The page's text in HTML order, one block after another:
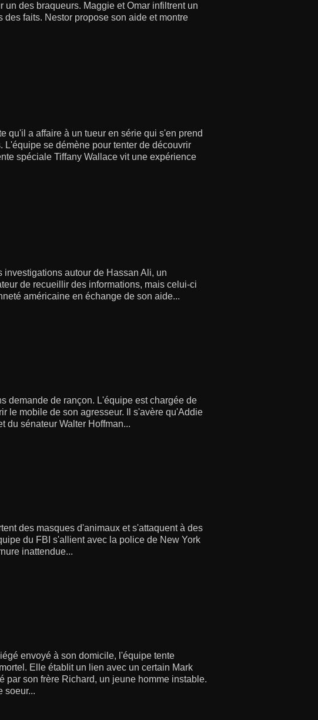
des braqueurs. Maggie et Omar infiltrent un
faits. Nestor propose son aide et montre
qu'il a affaire à un tueur en série qui s'en prend
se démène pour tenter de découvrir
spéciale Tiffany Wallace vit une expérience
autour de Hassan Ali, un
de recueillir des informations, mais celui-ci
américaine en échange de son aide...
demande de rançon. L'équipe est chargée de
le mobile de son agresseur. Il s'avère qu'Addie
du sénateur Walter Hoffman...
des masques d'animaux et s'attaquent à des
du FBI s'allient avec la police de New York
inattendue...
envoyé à son domicile, l'équipe tente
Elle établit un lien avec un certain Mark
par son frère Richard, un jeune homme instable.
soeur...